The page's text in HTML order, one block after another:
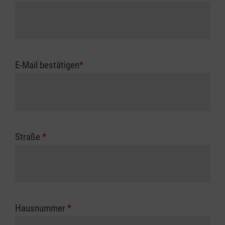
E-Mail bestätigen*
Straße *
Hausnummer *